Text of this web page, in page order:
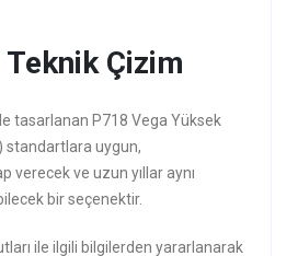
Çizim
tasarlanan P718 Vega Yüksek
standartlara uygun,
verecek ve uzun yıllar aynı
bir seçenektir.
ile ilgili bilgilerden yararlanarak